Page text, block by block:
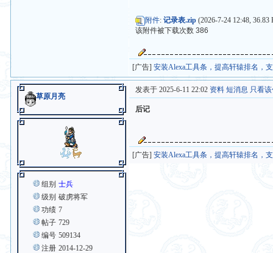
附件:记录表.zip (2026-7-24 12:48, 36.83
该附件被下载次数 386
[广告]安装Alexa工具条，提高轩辕排名，
草原月亮
组别 士兵
级别 破虏将军
功绩 7
帖子 729
编号 509134
注册 2014-12-29
发表于 2025-6-11 22:02 资料 短消息 只看
后记
[广告]安装Alexa工具条，提高轩辕排名，